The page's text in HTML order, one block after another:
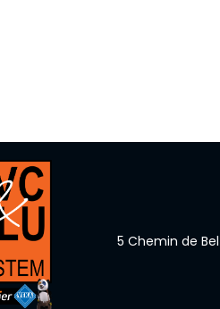
5 Chemin de Bel